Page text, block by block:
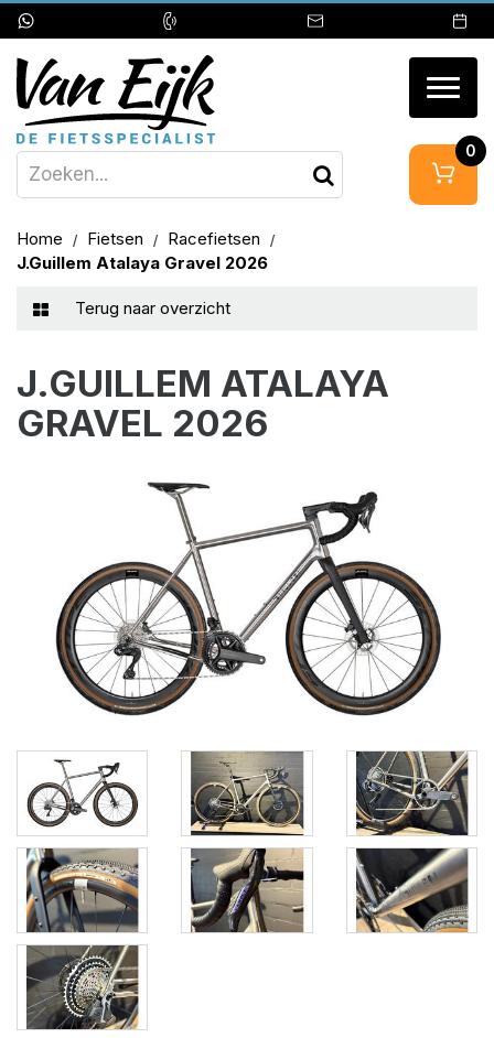
0
Home Fietsen
Racefietsen
J.Guillem Atalaya Gravel 2026
Terug naar overzicht
J.GUILLEM ATALAYA
GRAVEL 2026